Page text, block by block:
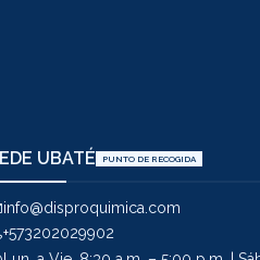
UBATÉ PUNTO DE RECOGIDA
info@disproquimica.com
+573202029902